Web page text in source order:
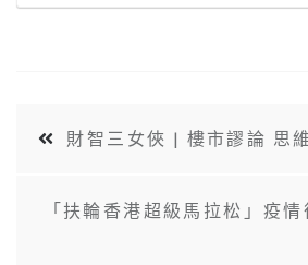
財智三女俠 | 樓市謬論 思
「扶輪香港超級馬拉松」疫